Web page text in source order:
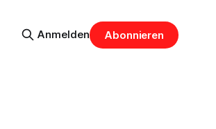
Anmelden Abonnieren